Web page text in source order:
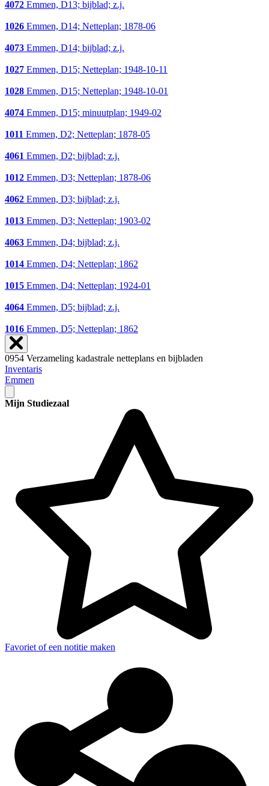
4072 Emmen, D13; bijblad; z.j.
1026 Emmen, D14; Netteplan; 1878-06
4073 Emmen, D14; bijblad; z.j.
1027 Emmen, D15; Netteplan; 1948-10-11
1028 Emmen, D15; Netteplan; 1948-10-01
4074 Emmen, D15; minuutplan; 1949-02
1011 Emmen, D2; Netteplan; 1878-05
4061 Emmen, D2; bijblad; z.j.
1012 Emmen, D3; Netteplan; 1878-06
4062 Emmen, D3; bijblad; z.j.
1013 Emmen, D3; Netteplan; 1903-02
4063 Emmen, D4; bijblad; z.j.
1014 Emmen, D4; Netteplan; 1862
1015 Emmen, D4; Netteplan; 1924-01
4064 Emmen, D5; bijblad; z.j.
1016 Emmen, D5; Netteplan; 1862
0954 Verzameling kadastrale netteplans en bijbladen
Inventaris
Emmen
Mijn Studiezaal
Favoriet of een notitie maken